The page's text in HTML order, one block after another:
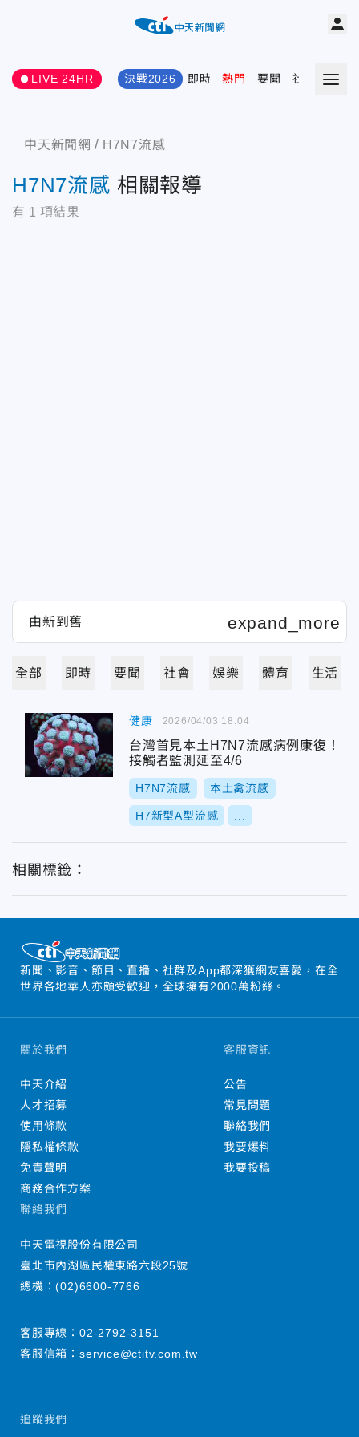
LIVE 24HR 決戰2026 即時 熱門 要聞 社會 娛樂
中天新聞網 H7N7流感
H7N7流感 相關報導
有 1 項結果
全部 即時 要聞 社會 娛樂 體育 生活
健康
台灣首見本土H7N7流感病例康復！
接觸者監測延至4/6
H7N7流感 本土禽流感
H7新型A型流感
2026/04/03 18:04
相關標籤：
新聞、影音、節目、直播、社群及App都深獲網友喜愛，在全
世界各地華人亦頗受歡迎，全球擁有2000萬粉絲。
追蹤我們
關於我們
中天介紹
人才招募
使用條款
隱私權條款
免責聲明
商務合作方案
客服資訊
公告
常見問題
聯絡我們
我要爆料
我要投稿
聯絡我們
中天電視股份有限公司
臺北市內湖區民權東路六段25號
總機：(02)6600-7766
客服專線： 02-2792-3151
客服信箱： service@ctitv.com.tw